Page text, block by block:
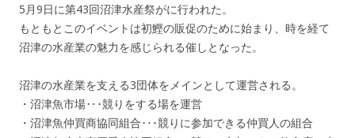
5月9日に第43回沼津水産祭がに行われた。
もともとこのイベントは初鰹の販促のために始まり、時を経て
沼津の水産業の魅力を感じられる催しとなった。
沼津の水産業を支える3団体をメインとして運営される。
・沼津魚市場‥･競りをする場を運営
・沼津魚仲買商協同組合‥･競りに参加できる仲買人の組合